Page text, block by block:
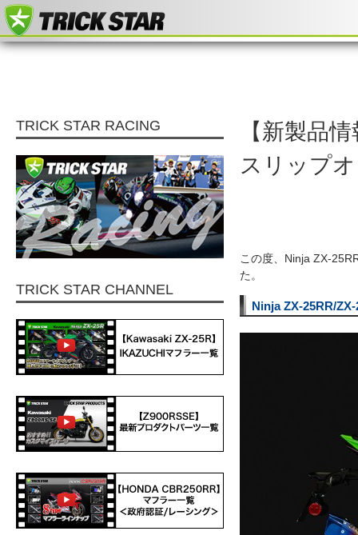
【新製品
スリップ
この度、Ninja ZX-
た。
Ninja ZX-25RR/
TRICK STAR RACING
TRICK STAR CHANNEL